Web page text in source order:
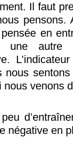
Il faut
pensons.
en
une autre
nous
nous venons
négative en